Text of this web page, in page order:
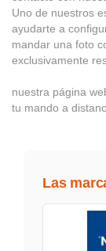
Uno de nuestros
ayudarte a
mandar una foto
exclusivamente
nuestra página
tu mando a
Las